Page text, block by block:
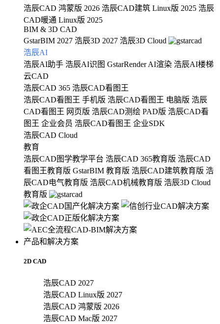
浩辰CAD 鸿蒙版 2026 浩辰CAD建筑 Linux版 2025 浩辰
CAD暖通 Linux版 2025
BIM & 3D CAD
GstarBIM 2027 浩辰3D 2027 浩辰3D Cloud
浩辰AI
浩辰AI助手 浩辰AI识图 GstarRender AI渲染 浩辰AI楼梯
云CAD
浩辰CAD 365 浩辰CAD看图王
浩辰CAD看图王 手机版 浩辰CAD看图王 电脑版 浩辰
CAD看图王 网页版 浩辰CAD测绘 PAD版 浩辰CAD看
图王 企业会员 浩辰CAD看图王 企业SDK
浩辰CAD Cloud
教育
浩辰CAD图学教学平台 浩辰CAD 365教育版 浩辰CAD
看图王教育版 GstarBIM 教育版 浩辰CAD建筑教育版 浩
辰CAD电气教育版 浩辰CAD机械教育版 浩辰3D Cloud
教育版
产品和解决方案
2D CAD
浩辰CAD 2027
浩辰CAD Linux版 2027
浩辰CAD 鸿蒙版 2026
浩辰CAD Mac版 2027